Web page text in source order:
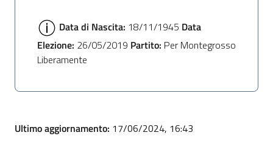
Data di Nascita: 18/11/1945 Data
Elezione: 26/05/2019 Partito: Per Montegrosso
Liberamente
Ultimo aggiornamento: 17/06/2024, 16:43